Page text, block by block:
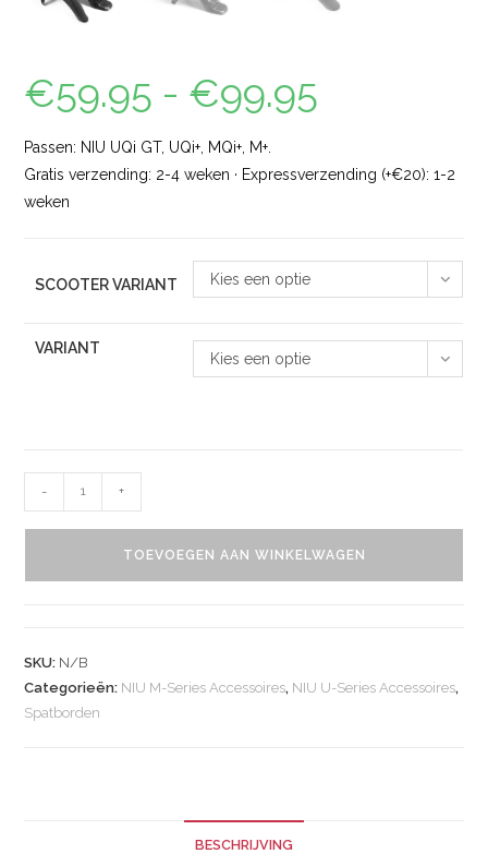
€59.95 - €99.95
Passen: NIU UQi GT, UQi+, MQi+, M+.
Gratis verzending: 2-4 weken · Expressverzending (+€20): 1-2
weken
SCOOTER VARIANT Kies een optie
VARIANT
Kies een optie
- +
TOEVOEGEN AAN WINKELWAGEN
SKU: N/B
Categorieën: NIU M-Series Accessoires, NIU U-Series Accessoires,
Spatborden
BESCHRIJVING